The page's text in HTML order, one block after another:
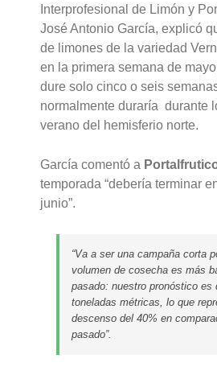
Interprofesional de Limón y
José Antonio García, explicó
de limones de la variedad
en la primera semana de
dure solo cinco o seis
normalmente duraría durante
verano del hemisferio norte.
García comentó a
temporada “debería terminar
junio”.
“Va a ser una campaña corta
volumen de cosecha es más
pasado: nuestro pronóstico es
toneladas métricas, lo que
descenso del 40% en
pasado”.